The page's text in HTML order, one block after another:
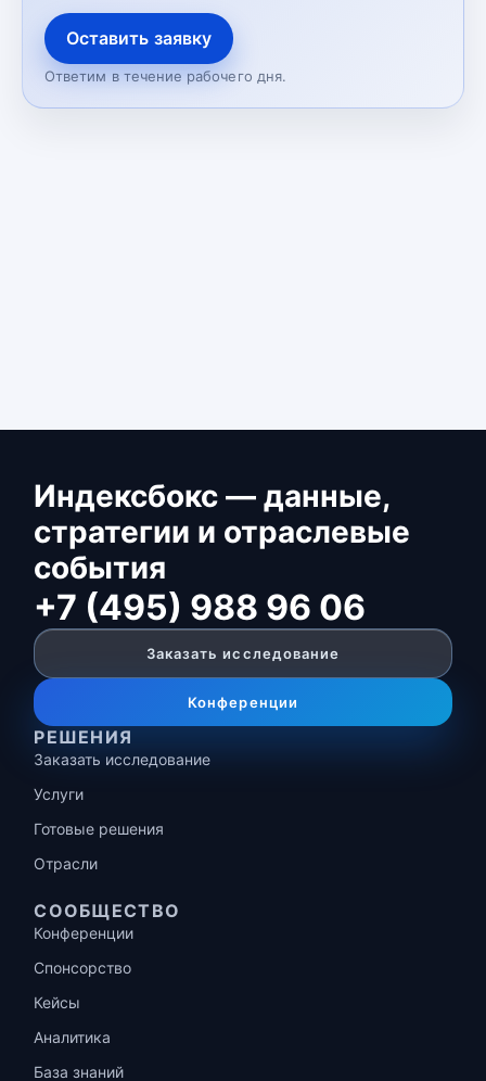
Оставить заявку
Ответим в течение рабочего дня.
Индексбокс — данные,
стратегии и отраслевые
события
+7 (495) 988 96 06
Заказать исследование
Конференции
РЕШЕНИЯ
Заказать исследование
Услуги
Готовые решения
Отрасли
СООБЩЕСТВО
Конференции
Спонсорство
Кейсы
Аналитика
База знаний